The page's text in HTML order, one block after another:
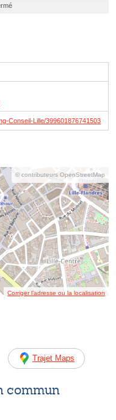
Conseil-Lille/399601876741503
© contributeurs OpenStreetMap
Corriger l’adresse ou la localisation
Trajet Maps
commun